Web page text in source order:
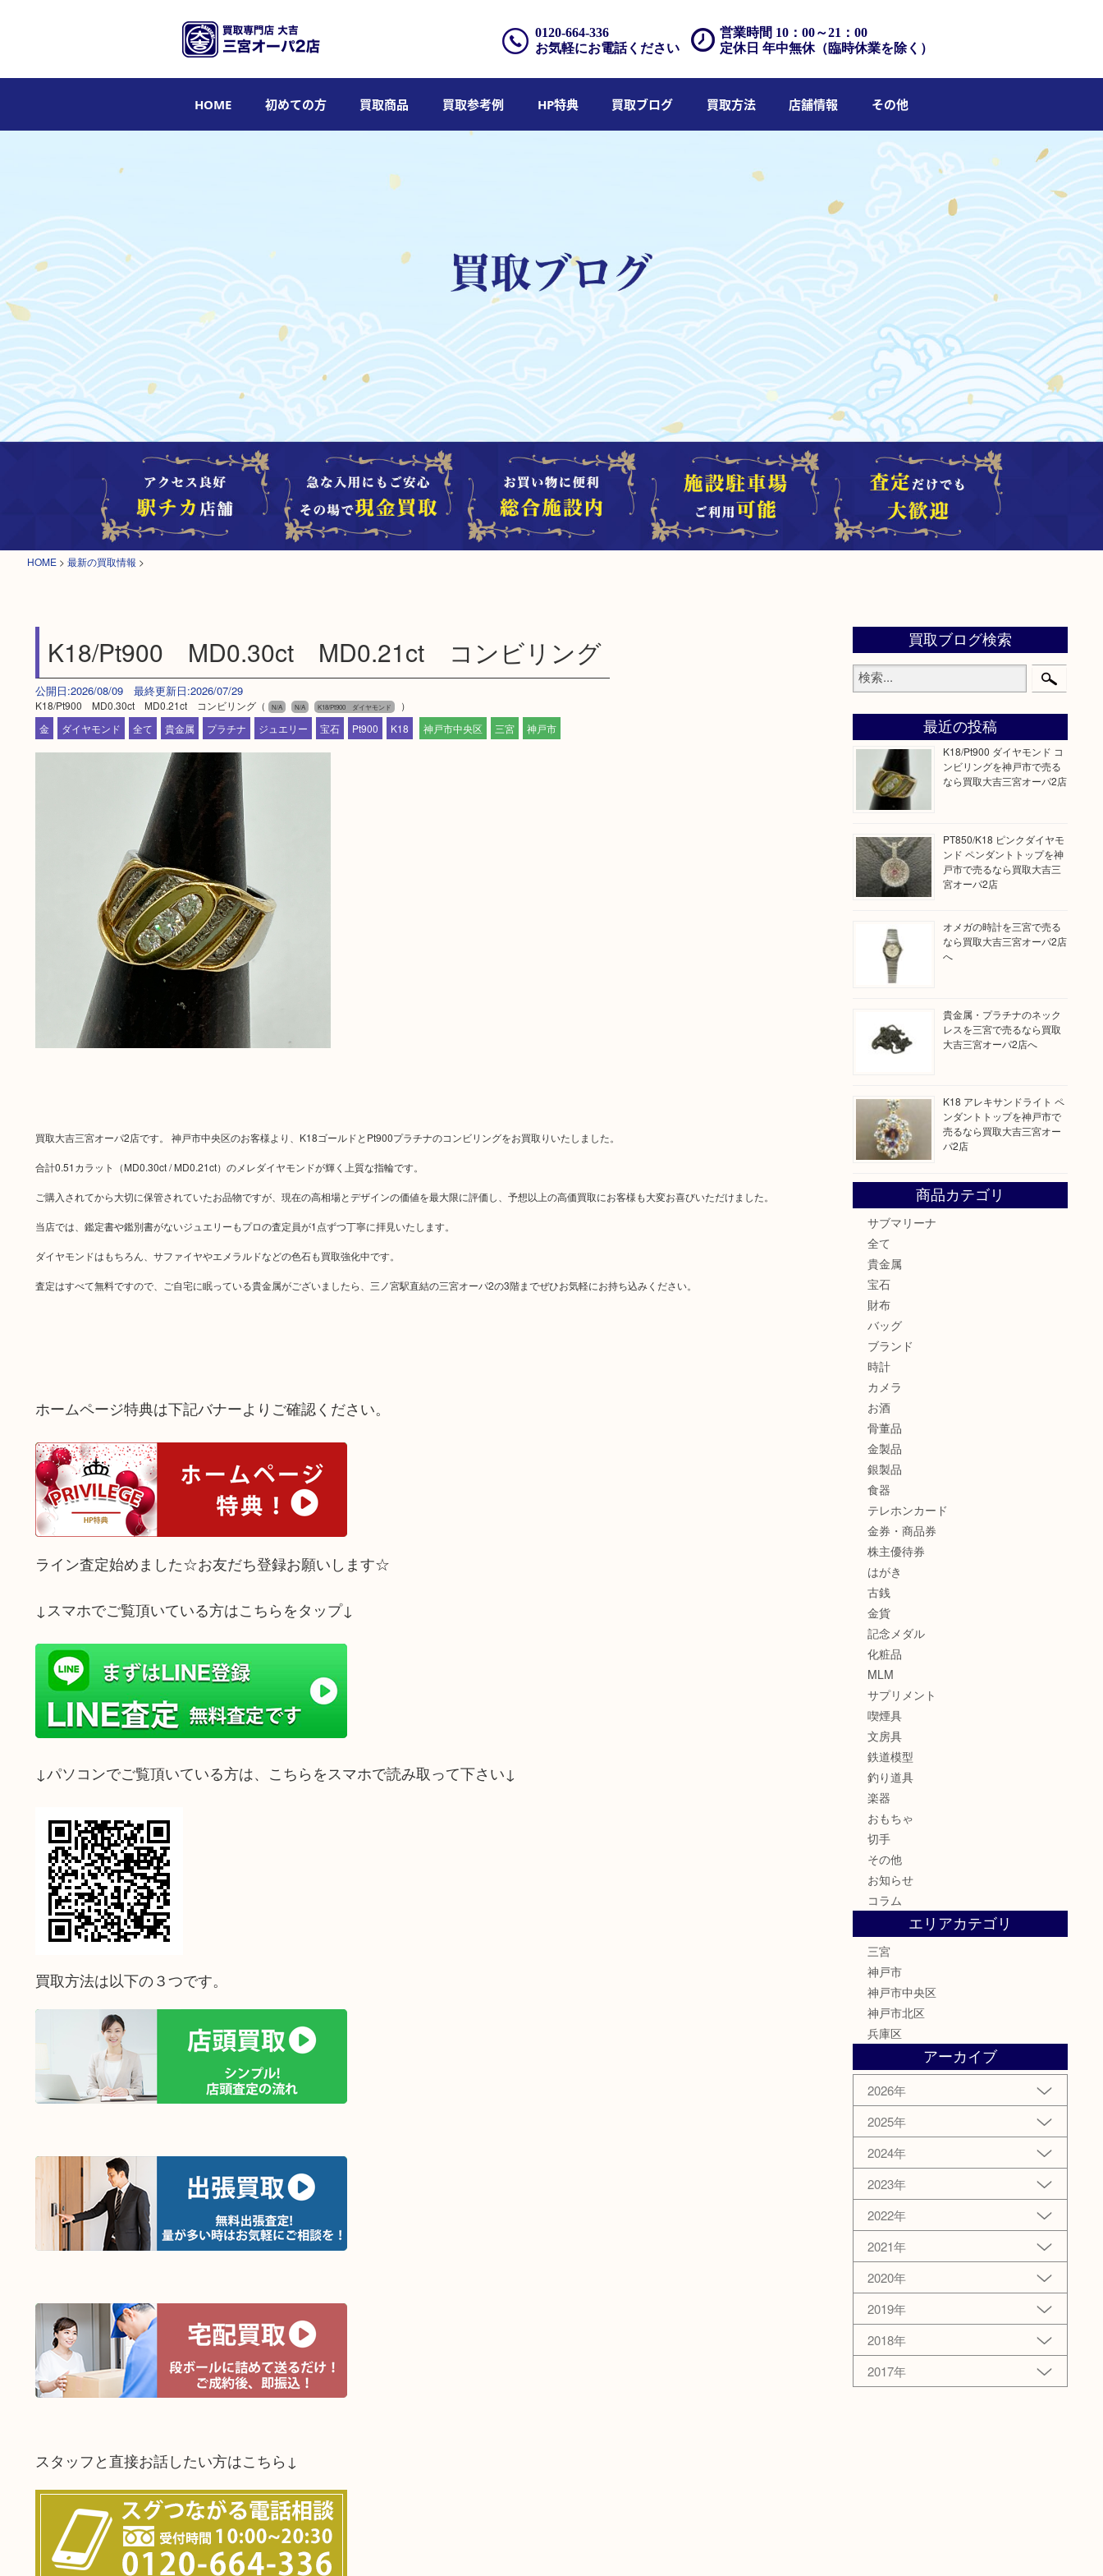
営業時間 10：00～21：00
定休日 年中無休（臨時休業を除く）
0120-664-336
お気軽にお電話ください
HOME 初めての方 買取商品 買取参考例 HP特典 買取ブログ 買取方法 店舗情報 その他
HOME > 最新の買取情報 >
K18/Pt900 MD0.30ct MD0.21ct コンビリング
公開日:2026/08/09 最終更新日:2026/07/29
K18/Pt900 MD0.30ct MD0.21ct コンビリング（ N/A N/A K18/Pt900 ダイヤモンド
）
金
ダイヤモンド 全て 貴金属 プラチナ ジュエリー 宝石 Pt900 K18 神戸市中央区 三宮 神戸市
買取大吉三宮オーパ2店です。 神戸市中央区のお客様より、K18ゴールドとPt900プラチナのコンビリングをお買取りいたしました。
合計0.51カラット（MD0.30ct / MD0.21ct）のメレダイヤモンドが輝く上質な指輪です。
ご購入されてから大切に保管されていたお品物ですが、現在の高相場とデザインの価値を最大限に評価し、予想以上の高価買取にお客様も大変お喜びいただけました。
当店では、鑑定書や鑑別書がないジュエリーもプロの査定員が1点ずつ丁寧に拝見いたします。
ダイヤモンドはもちろん、サファイヤやエメラルドなどの色石も買取強化中です。
査定はすべて無料ですので、ご自宅に眠っている貴金属がございましたら、三ノ宮駅直結の三宮オーパ2の3階までぜひお気軽にお持ち込みください。
ホームページ特典は下記バナーよりご確認ください。
ライン査定始めました☆お友だち登録お願いします☆
↓スマホでご覧頂いている方はこちらをタップ↓
↓パソコンでご覧頂いている方は、こちらをスマホで読み取って下さい↓
買取方法は以下の３つです。
スタッフと直接お話したい方はこちら↓
買取ブログ検索
最近の投稿
K18/Pt900 ダイヤモンド コ
ンビリングを神戸市で売る
なら買取大吉三宮オーパ2店
PT850/K18 ピンクダイヤモ
ンド ペンダントトップを神
戸市で売るなら買取大吉三
宮オーパ2店
オメガの時計を三宮で売る
なら買取大吉三宮オーパ2店
へ
貴金属・プラチナのネック
レスを三宮で売るなら買取
大吉三宮オーパ2店へ
K18 アレキサンドライト ペ
ンダントトップを神戸市で
売るなら買取大吉三宮オー
パ2店
商品カテゴリ
サブマリーナ
全て
貴金属
宝石
財布
バッグ
ブランド
時計
カメラ
お酒
骨董品
金製品
銀製品
食器
テレホンカード
金券・商品券
株主優待券
はがき
古銭
金貨
記念メダル
化粧品
MLM
サプリメント
喫煙具
文房具
鉄道模型
釣り道具
楽器
おもちゃ
切手
その他
お知らせ
コラム
エリアカテゴリ
三宮
神戸市
神戸市中央区
神戸市北区
兵庫区
アーカイブ
2026年
2025年
2024年
2023年
2022年
2021年
2020年
2019年
2018年
2017年